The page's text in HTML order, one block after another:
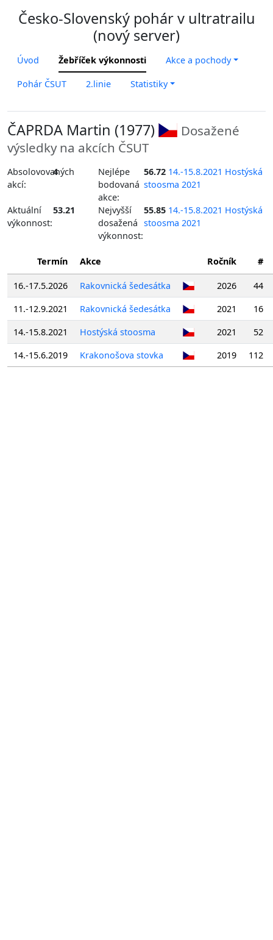
Česko-Slovenský pohár v ultratrailu
(nový server)
Úvod Žebříček výkonnosti Akce a pochody
Pohár ČSUT 2.linie Statistiky
ČAPRDA Martin (1977)
Dosažené
výsledky na akcích ČSUT
Absolovovaných
akcí:
4
Nejlépe
bodovaná
akce:
56.72 14.-15.8.2021 Hostýská
stoosma 2021
Aktuální
výkonnost:
53.21
Nejvyšší
dosažená
výkonnost:
55.85 14.-15.8.2021 Hostýská
stoosma 2021
Termín Akce Ročník #
16.-17.5.2026 Rakovnická šedesátka 2026
44
11.-12.9.2021
Rakovnická šedesátka 2021
16
14.-15.8.2021
Hostýská stoosma 2021
52
14.-15.6.2019
Krakonošova stovka 2019 112